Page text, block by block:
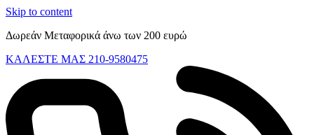
Skip to content
Δωρεάν Μεταφορικά άνω των 200 ευρώ
ΚΑΛΕΣΤΕ ΜΑΣ 210-9580475